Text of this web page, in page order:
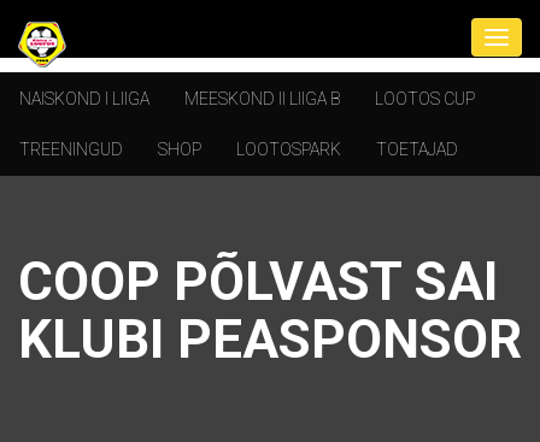
NAISKOND I LIIGA MEESKOND II LIIGA B LOOTOS CUP
TREENINGUD SHOP LOOTOSPARK TOETAJAD
COOP PÕLVAST SAI
KLUBI PEASPONSOR